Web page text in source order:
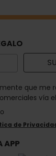
hear from us?
que me
vía
de
APP